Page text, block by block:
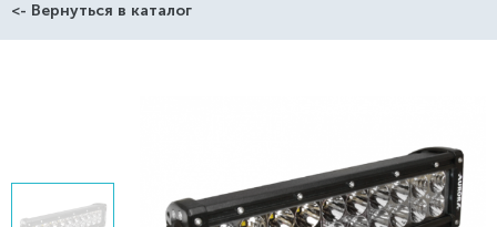
<- Вернуться в каталог